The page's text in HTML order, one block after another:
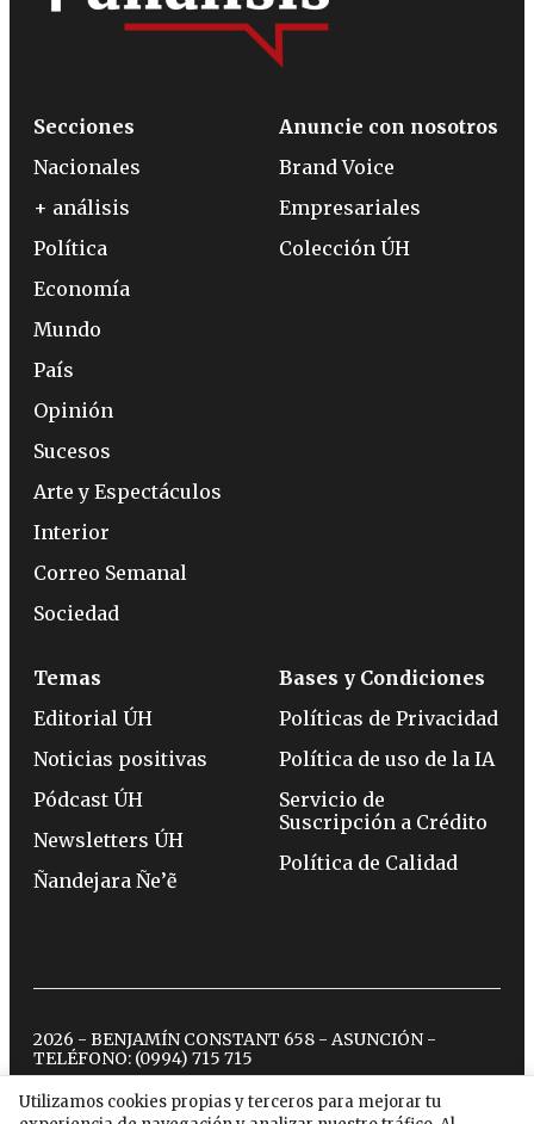
Utilizamos cookies propias y terceros para mejorar tu
Secciones
Nacionales
+ análisis
Política
Economía
Mundo
País
Opinión
Sucesos
Arte y Espectáculos
Interior
Correo Semanal
Sociedad
Anuncie con nosotros
Brand Voice
Empresariales
Colección ÚH
Temas
Editorial ÚH
Noticias positivas
Pódcast ÚH
Newsletters ÚH
Ñandejara Ñe’ẽ
Bases y Condiciones
Políticas de Privacidad
Política de uso de la IA
Servicio de
Suscripción a Crédito
Política de Calidad
2026 - BENJAMÍN CONSTANT 658 - ASUNCIÓN -
TELÉFONO: (0994) 715 715